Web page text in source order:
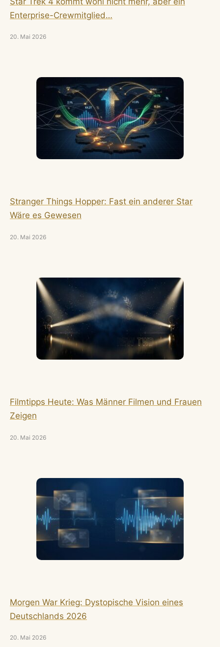
Enterprise-Crewmitglied…
20. Mai 2026
Stranger Things Hopper: Fast ein anderer Star
Wäre es Gewesen
20. Mai 2026
Filmtipps Heute: Was Männer Filmen und Frauen
Zeigen
20. Mai 2026
Morgen War Krieg: Dystopische Vision eines
Deutschlands 2026
20. Mai 2026